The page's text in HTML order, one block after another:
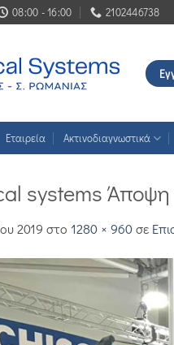
08:00 - 16:00 2102446738
Εταιρεία Ακτινοδιαγνωστικά
systems
2019 στο 1280 × 960σε